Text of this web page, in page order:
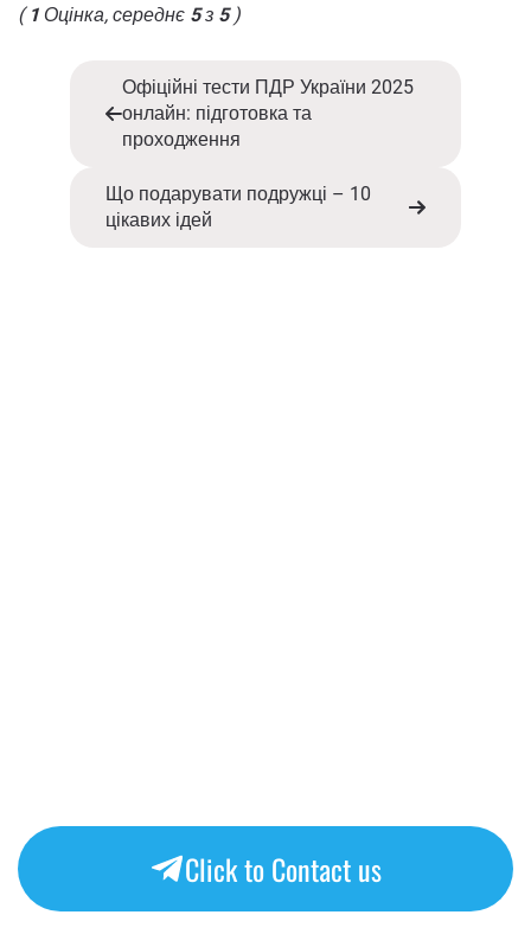
( 1 Оцінка, середнє 5з 5)
Офіційні тести ПДР України 2025
онлайн: підготовка та
проходження
Що подарувати подружці – 10
цікавих ідей
Click to Contact us